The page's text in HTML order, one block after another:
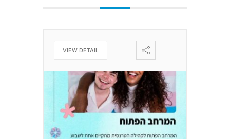
VIEW DETAIL